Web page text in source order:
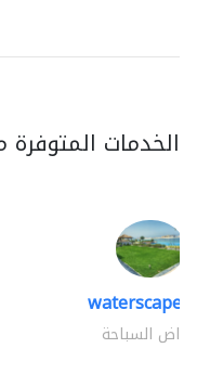
الخدمات
waterscapes llc
أحواض السباحة